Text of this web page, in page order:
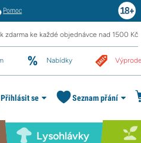
Pomoc
zdarma ke každé objednávce nad 1500 Kč
Nabídky
Přihlásit se Seznam přání
Lysohlávky